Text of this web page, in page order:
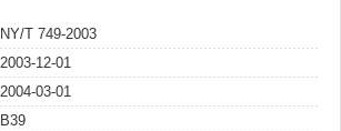
NY/T 749-2003
2003-12-01
2004-03-01
B39